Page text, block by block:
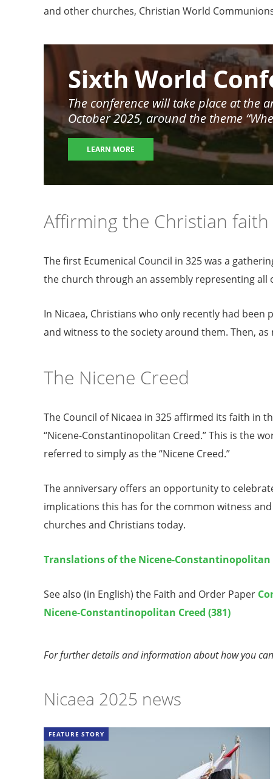
and other churches, Christian World
Image
Sixth World
The conference will take place at the
October 2025, around the theme
LEARN MORE
Affirming the Christian
The first Ecumenical Council in 325 was a
the church through an assembly representing
In Nicaea, Christians who only recently had
and witness to the society around them. Then,
The Nicene Creed
The Council of Nicaea in 325 affirmed its faith in
“Nicene-Constantinopolitan Creed.” This is the
referred to simply as the “Nicene Creed.”
The anniversary offers an opportunity to
implications this has for the common witness
churches and Christians today.
Translations of the Nicene-Constantinopolitan
See also (in English) the Faith and Order Paper
Nicene-Constantinopolitan Creed (381)
For further details and information about how you
Nicaea 2025 news
FEATURE STORY